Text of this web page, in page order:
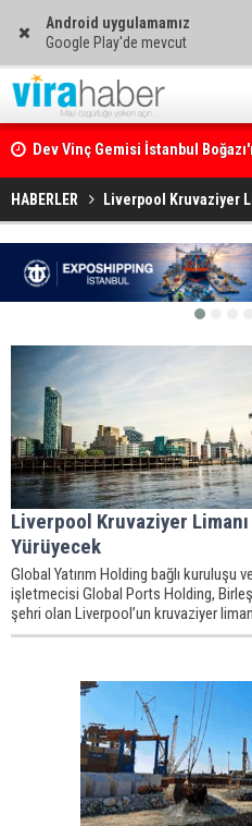
Android uygulamamız
Google Play'de mevcut
Dev Vinç Gemisi İstanbul
HABERLER Liverpool Kruvaziyer
Liverpool Kruvaziyer
Yürüyecek
Global Yatırım Holding bağlı kuruluşu
işletmecisi Global Ports Holding,
şehri olan Liverpool’un kruvaziyer